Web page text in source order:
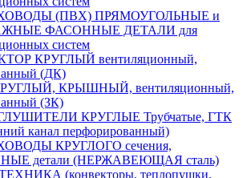
(ПВХ) ПРЯМОУГОЛЬНЫЕ и
ФАСОННЫЕ ДЕТАЛИ для
систем
КРУГЛЫЙ вентиляционный,
(ДК)
КРЫШНЫЙ, вентиляционный,
(ЗК)
КРУГЛЫЕ Трубчатые, ГТК
канал перфорированный)
КРУГЛОГО сечения,
детали (НЕРЖАВЕЮЩАЯ сталь)
(конвекторы, теплопушки,